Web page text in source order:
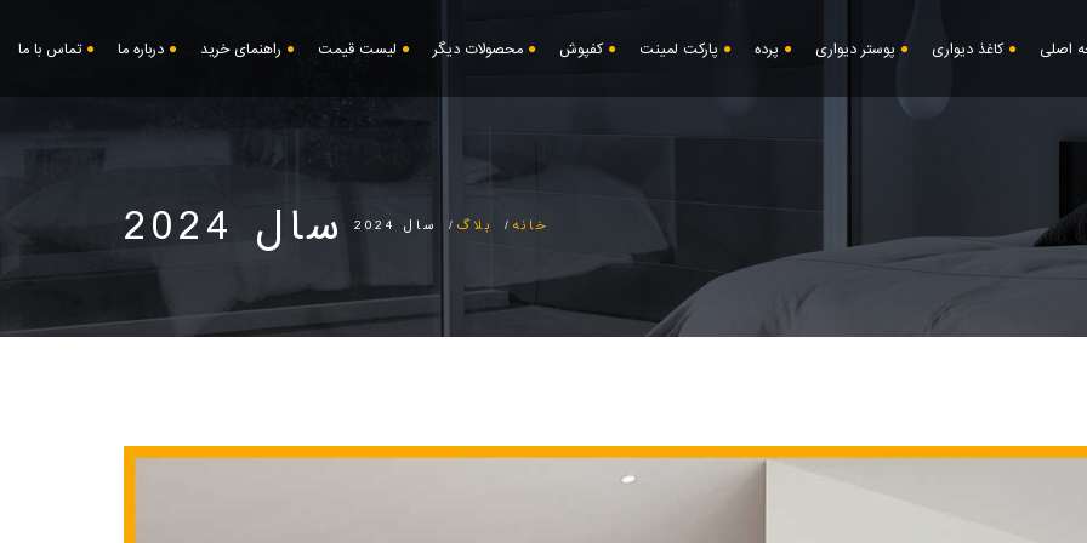
اصلی کاغذ دیواری پوستر دیواری پرده پارکت لمینت کفپوش محصولات دیگر لیست قیمت راهنمای خرید درباره ما تماس با ما
سال 2024 خانه بلاگ سال 2024